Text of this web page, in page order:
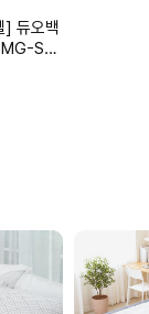
] 듀오백
MG-S-